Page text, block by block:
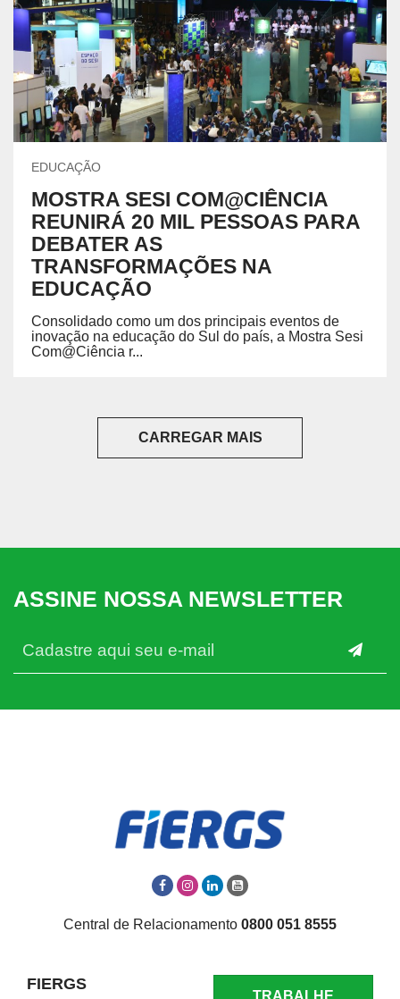
EDUCAÇÃO
MOSTRA SESI COM@CIÊNCIA
REUNIRÁ 20 MIL PESSOAS PARA
DEBATER AS
TRANSFORMAÇÕES NA
EDUCAÇÃO
Consolidado como um dos principais eventos de
inovação na educação do Sul do país, a Mostra Sesi
Com@Ciência r...
CARREGAR MAIS
ASSINE NOSSA NEWSLETTER
Central de Relacionamento 0800 051 8555
FIERGS
TRABALHE